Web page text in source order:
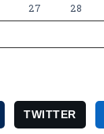
27 28
TWITTER